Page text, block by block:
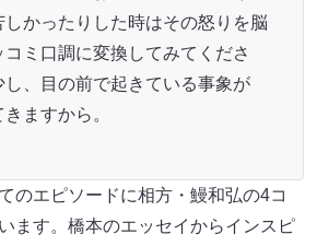
かったりした時はその怒りを脳
ミ口調に変換してみてくださ
、目の前で起きている事象が
ますから。
のエピソードに相方・鰻和弘の4コ
ます。橋本のエッセイからインスピ